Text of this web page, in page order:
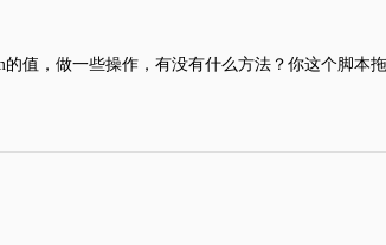
的值，做一些操作，有没有什么方法？你这个脚本